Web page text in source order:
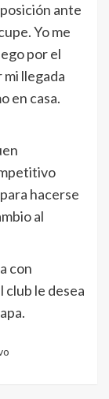
ante
Yo me
por el
llegada
en casa.
hacerse
al
con
club le desea